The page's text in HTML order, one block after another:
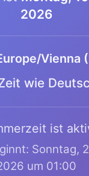
2026
Vienna
wie
ist
Sonntag,
um 01:00